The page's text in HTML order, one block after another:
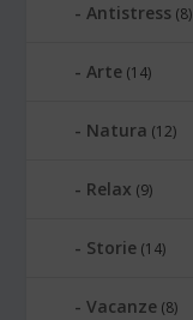
Antistress (8)
Arte (14)
Natura (12)
Relax (9)
Storie (14)
Vacanze (8)